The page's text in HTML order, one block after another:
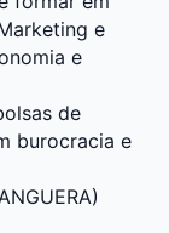
e
e
de
burocracia e